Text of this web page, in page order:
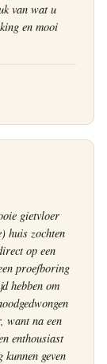
van wat u
en mooi
gietvloer
huis zochten
op een
proefboring
hebben om
want na een
enthousiast
geven